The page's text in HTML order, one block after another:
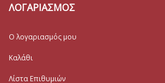
ΛΟΓΑΡΙΑΣΜΟΣ
Ο λογαριασμός μου
Καλάθι
Λίστα Επιθυμιών